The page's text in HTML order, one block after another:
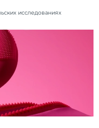
исследованиях
дата доставки
дата доставки
дата доставки
дата доставки
11/08/2026